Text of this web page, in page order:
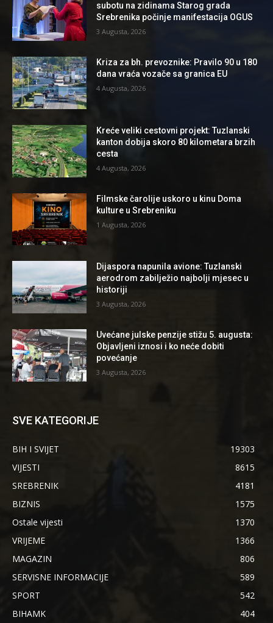
subotu na zidinama Starog grada
Srebrenika počinje manifestacija OGUS
3 Augusta, 2026
Kriza za bh. prevoznike: Pravilo 90 u 180
dana vraća vozače sa granica EU
4 Augusta, 2026
Kreće veliki cestovni projekt: Tuzlanski
kanton dobija skoro 80 kilometara brzih
cesta
4 Augusta, 2026
Filmske čarolije uskoro u kinu Doma
kulture u Srebreniku
1 Augusta, 2026
Dijaspora napunila avione: Tuzlanski
aerodrom zabilježio najbolji mjesec u
historiji
3 Augusta, 2026
Uvećane julske penzije stižu 5. augusta:
Objavljeni iznosi i ko neće dobiti
povećanje
3 Augusta, 2026
SVE KATEGORIJE
BIH I SVIJET
19303
VIJESTI
8615
SREBRENIK
4181
BIZNIS
1575
Ostale vijesti
1370
VRIJEME
1366
MAGAZIN
806
SERVISNE INFORMACIJE
589
SPORT
542
BIHAMK
404